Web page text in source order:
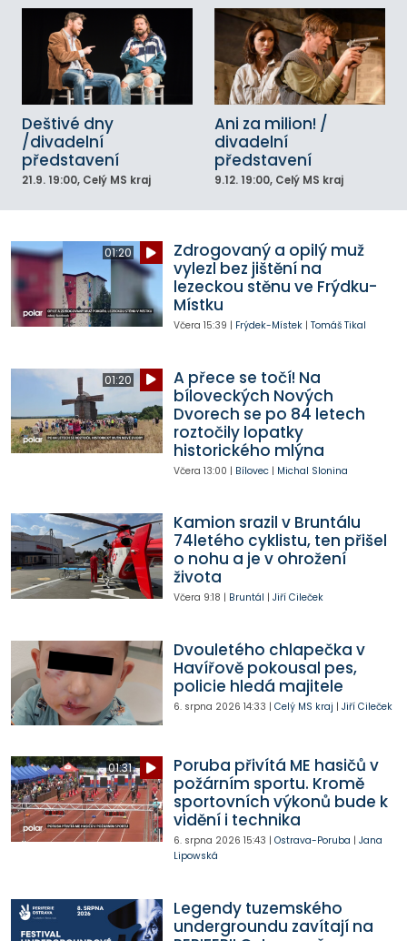
Deštivé dny
/divadelní
představení
21.9. 19:00, Celý MS kraj
Ani za milion! /
divadelní
představení
9.12. 19:00, Celý MS kraj
01:20
Zdrogovaný a opilý muž
vylezl bez jištění na
lezeckou stěnu ve Frýdku-
Místku
Včera 15:39 | Frýdek-Místek| Tomáš Tikal
01:20
A přece se točí! Na
bíloveckých Nových
Dvorech se po 84 letech
roztočily lopatky
historického mlýna
Včera 13:00 | Bílovec| Michal Slonina
Kamion srazil v Bruntálu
74letého cyklistu, ten přišel
o nohu a je v ohrožení
života
Včera 9:18 | Bruntál | Jiří Cileček
Dvouletého chlapečka v
Havířově pokousal pes,
policie hledá majitele
6. srpna 2026 14:33 | Celý MS kraj | Jiří Cileček
01:31
Poruba přivítá ME hasičů v
požárním sportu. Kromě
sportovních výkonů bude k
vidění i technika
6. srpna 2026 15:43 | Ostrava-Poruba | Jana
Lipowská
Legendy tuzemského
undergroundu zavítají na